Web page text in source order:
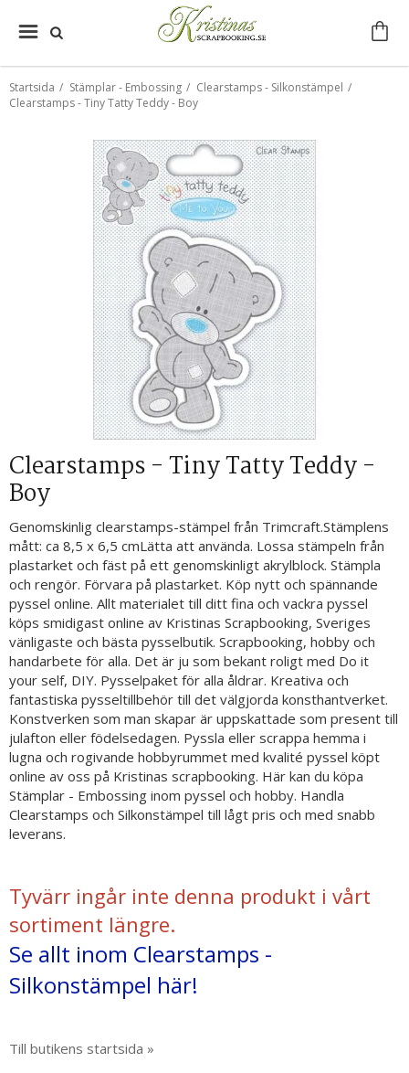
Startsida / Stämplar - Embossing / Clearstamps - Silkonstämpel /
Clearstamps - Tiny Tatty Teddy - Boy
Clearstamps - Tiny Tatty Teddy -
Boy
Genomskinlig clearstamps-stämpel från Trimcraft.Stämplens
mått: ca 8,5 x 6,5 cmLätta att använda. Lossa stämpeln från
plastarket och fäst på ett genomskinligt akrylblock. Stämpla
och rengör. Förvara på plastarket. Köp nytt och spännande
pyssel online. Allt materialet till ditt fina och vackra pyssel
köps smidigast online av Kristinas Scrapbooking, Sveriges
vänligaste och bästa pysselbutik. Scrapbooking, hobby och
handarbete för alla. Det är ju som bekant roligt med Do it
your self, DIY. Pysselpaket för alla åldrar. Kreativa och
fantastiska pysseltillbehör till det välgjorda konsthantverket.
Konstverken som man skapar är uppskattade som present till
julafton eller födelsedagen. Pyssla eller scrappa hemma i
lugna och rogivande hobbyrummet med kvalité pyssel köpt
online av oss på Kristinas scrapbooking. Här kan du köpa
Stämplar - Embossing inom pyssel och hobby. Handla
Clearstamps och Silkonstämpel till lågt pris och med snabb
leverans.
Tyvärr ingår inte denna produkt i vårt
sortiment längre.
Se allt inom Clearstamps -
Silkonstämpel här!
Till butikens startsida »